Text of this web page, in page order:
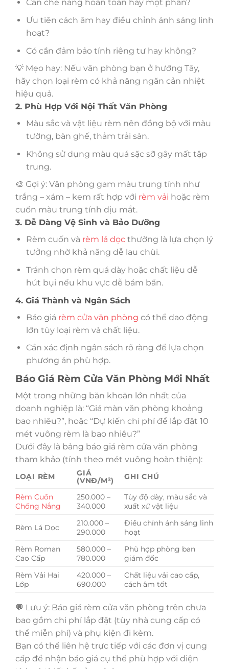
Cần che nắng hoàn toàn hay một phần?
Ưu tiên cách âm hay điều chỉnh ánh sáng linh
hoạt?
Có cần đảm bảo tính riêng tư hay không?
💡 Mẹo hay: Nếu văn phòng bạn ở hướng Tây,
hãy chọn loại rèm có khả năng ngăn cản nhiệt
hiệu quả.
2. Phù Hợp Với Nội Thất Văn Phòng
Màu sắc và vật liệu rèm nên đồng bộ với màu
tường, bàn ghế, thảm trải sàn.
Không sử dụng màu quá sặc sỡ gây mất tập
trung.
🎨 Gợi ý: Văn phòng gam màu trung tính như
trắng – xám – kem rất hợp với rèm vải hoặc rèm
cuốn màu trung tính dịu mắt.
3. Dễ Dàng Vệ Sinh và Bảo Dưỡng
Rèm cuốn và rèm lá dọcthường là lựa chọn lý
tưởng nhờ khả năng dễ lau chùi.
Tránh chọn rèm quá dày hoặc chất liệu dễ
hút bụi nếu khu vực dễ bám bẩn.
4. Giá Thành và Ngân Sách
Báo giá rèm cửa văn phòng có thể dao động
lớn tùy loại rèm và chất liệu.
Cần xác định ngân sách rõ ràng để lựa chọn
phương án phù hợp.
Báo Giá Rèm Cửa Văn Phòng Mới Nhất
Một trong những băn khoăn lớn nhất của
doanh nghiệp là: “Giá màn văn phòng khoảng
bao nhiêu?”, hoặc “Dự kiến chi phí để lắp đặt 10
mét vuông rèm là bao nhiêu?”
Dưới đây là bảng báo giá rèm cửa văn phòng
tham khảo (tính theo mét vuông hoàn thiện):
LOẠI RÈM
GIÁ
(VNĐ/M²)
GHI CHÚ
Rèm Cuốn
Chống Nắng
250.000 –
340.000
Tùy độ dày, màu sắc và
xuất xứ vật liệu
Rèm Lá Dọc
210.000 –
290.000
Điều chỉnh ánh sáng linh
hoạt
Rèm Roman
Cao Cấp
580.000 –
780.000
Phù hợp phòng ban
giám đốc
Rèm Vải Hai
Lớp
420.000 –
690.000
Chất liệu vải cao cấp,
cách âm tốt
💬 Lưu ý: Báo giá rèm cửa văn phòng trên chưa
bao gồm chi phí lắp đặt (tùy nhà cung cấp có
thể miễn phí) và phụ kiện đi kèm.
Bạn có thể liên hệ trực tiếp với các đơn vị cung
cấp để nhận báo giá cụ thể phù hợp với diện